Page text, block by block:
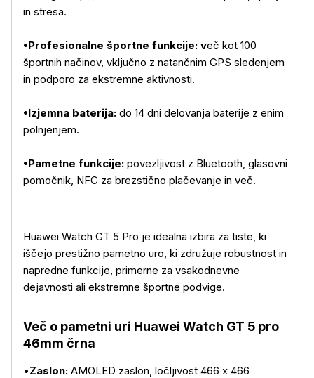
in stresa.
•Profesionalne športne funkcije: več kot 100
športnih načinov, vključno z natančnim GPS sledenjem
in podporo za ekstremne aktivnosti.
•Izjemna baterija: do 14 dni delovanja baterije z enim
polnjenjem.
•Pametne funkcije: povezljivost z Bluetooth, glasovni
pomočnik, NFC za brezstično plačevanje in več.
Huawei Watch GT 5 Pro je idealna izbira za tiste, ki
iščejo prestižno pametno uro, ki združuje robustnost in
napredne funkcije, primerne za vsakodnevne
dejavnosti ali ekstremne športne podvige.
Več o pametni uri Huawei Watch GT 5 pro
46mm črna
•Zaslon: AMOLED zaslon, ločljivost 466 x 466